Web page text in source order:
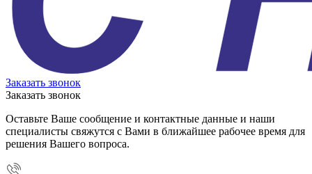
Заказать звонок
Заказать звонок
Оставьте Ваше сообщение и контактные данные и наши
специалисты свяжутся с Вами в ближайшее рабочее время для
решения Вашего вопроса.